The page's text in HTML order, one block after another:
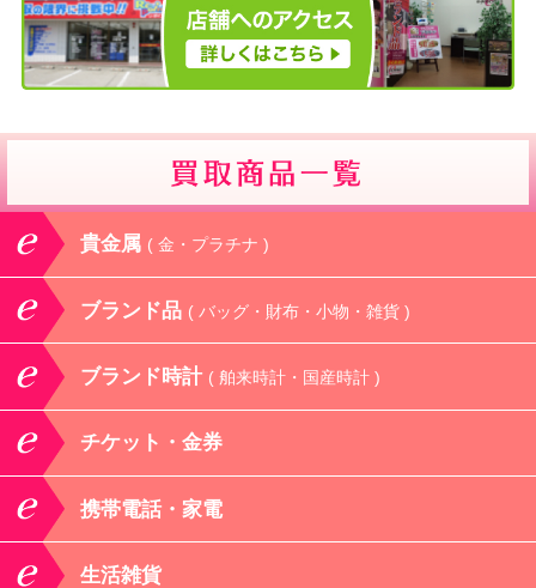
貴金属 ( 金・プラチナ )
ブランド品 ( バッグ・財布・小物・雑貨 )
ブランド時計 ( 舶来時計・国産時計 )
チケット・金券
携帯電話・家電
生活雑貨